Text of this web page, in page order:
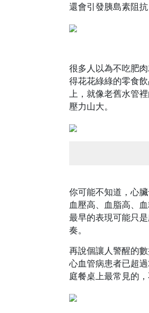
還會引發胰島素阻
很多人以為不吃肥
得花花綠綠的零食
上，就像老舊水管
壓力山大。
你可能不知道，心
血壓高、血脂高、
最早的表現可能只
奏。
再說個讓人警醒的
心血管病患者已超
庭餐桌上最常見的